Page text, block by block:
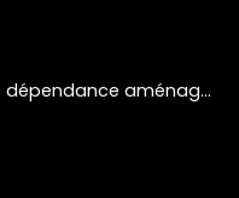
Villa familiale 4 faces avec dépendance aménagée, piscine, remises, jardin paysager sans vis-à-vis, calme et vue !